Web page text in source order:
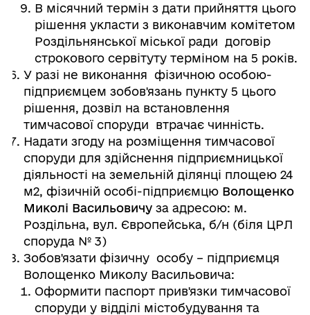
В місячний термін з дати прийняття цього
рішення укласти з виконавчим комітетом
Роздільнянської міської ради договір
строкового сервітуту терміном на 5 років.
У разі не виконання фізичною особою-
підприємцем зобов'язань пункту 5 цього
рішення, дозвіл на встановлення
тимчасової споруди втрачає чинність.
Надати згоду на розміщення тимчасової
споруди для здійснення підприємницької
діяльності на земельній ділянці площею 24
м2, фізичній особі-підприємцю Волощенко
Миколі Васильовичу за адресою: м.
Роздільна, вул. Європейська, б/н (біля ЦРЛ
споруда № 3)
Зобов'язати фізичну особу – підприємця
Волощенко Миколу Васильовича:
Оформити паспорт прив'язки тимчасової
споруди у відділі містобудування та